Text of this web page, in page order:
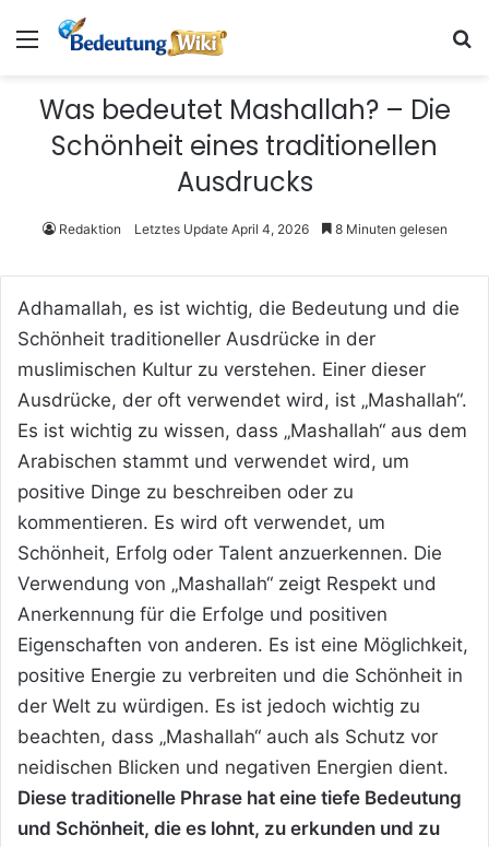
Menü
Was bedeutet Mashallah? – Die
Schönheit eines traditionellen
Ausdrucks
Redaktion Letztes Update April 4, 2026 8 Minuten gelesen
Adhamallah, es ist wichtig, die Bedeutung und die
Schönheit traditioneller Ausdrücke in der
muslimischen Kultur zu verstehen. Einer dieser
Ausdrücke, der oft verwendet wird, ist „Mashallah“.
Es ist wichtig zu wissen, dass „Mashallah“ aus dem
Arabischen stammt und verwendet wird, um
positive Dinge zu beschreiben oder zu
kommentieren. Es wird oft verwendet, um
Schönheit, Erfolg oder Talent anzuerkennen. Die
Verwendung von „Mashallah“ zeigt Respekt und
Anerkennung für die Erfolge und positiven
Eigenschaften von anderen. Es ist eine Möglichkeit,
positive Energie zu verbreiten und die Schönheit in
der Welt zu würdigen. Es ist jedoch wichtig zu
beachten, dass „Mashallah“ auch als Schutz vor
neidischen Blicken und negativen Energien dient.
Diese traditionelle Phrase hat eine tiefe Bedeutung
und Schönheit, die es lohnt, zu erkunden und zu